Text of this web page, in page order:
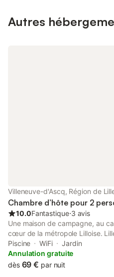
Autres
Villeneuve-d'Ascq, Région de
Chambre d’hôte pour 2
10.0Fantastique⋅3 avis
Une maison de campagne, au
cœur de la métropole Lilloise.
accès facile par voies rapides et
et bus). Petits déjeuners
comprise
Piscine WiFi
Jardin
Annulation gratuite
dès 69 € par nuit